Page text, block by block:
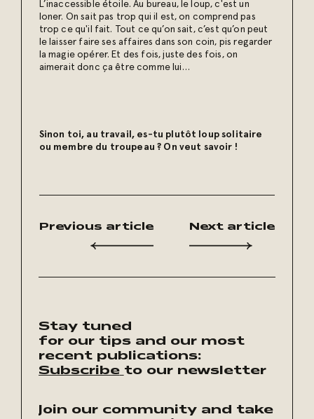
L’inaccessible étoile. Au bureau, le loup, c'est un
loner. On sait pas trop qui il est, on comprend pas
trop ce qu'il fait. Tout ce qu’on sait, c’est qu’on peut
le laisser faire ses affaires dans son coin, pis regarder
la magie opérer. Et des fois, juste des fois, on
aimerait donc ça être comme lui…
Sinon toi, au travail, es-tu plutôt loup solitaire
ou membre du troupeau ? On veut savoir !
Previous article Next article
Stay tuned
for our tips and our most
recent publications:
Subscribe to our newsletter
Join our community and take